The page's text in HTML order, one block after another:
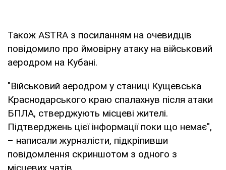
Також ASTRA з посиланням на очевидців
повідомило про ймовірну атаку на військовий
аеродром на Кубані.
"Військовий аеродром у станиці Кущевська
Краснодарського краю спалахнув після атаки
БПЛА, стверджують місцеві жителі.
Підтверджень цієї інформації поки що немає",
– написали журналісти, підкріпивши
повідомлення скриншотом з одного з